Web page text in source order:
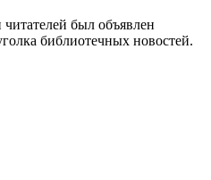
был объявлен
библиотечных новостей.